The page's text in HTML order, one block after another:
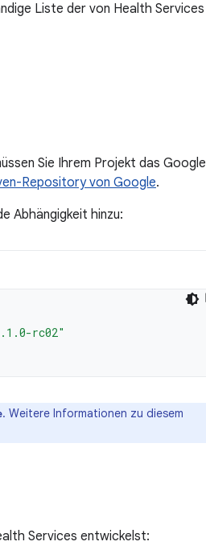
Liste der von Health Services
Sie Ihrem Projekt das Google
Repository von Google.
Abhängigkeit hinzu:
rc02"
. Weitere Informationen zu diesem
Services entwickelst: